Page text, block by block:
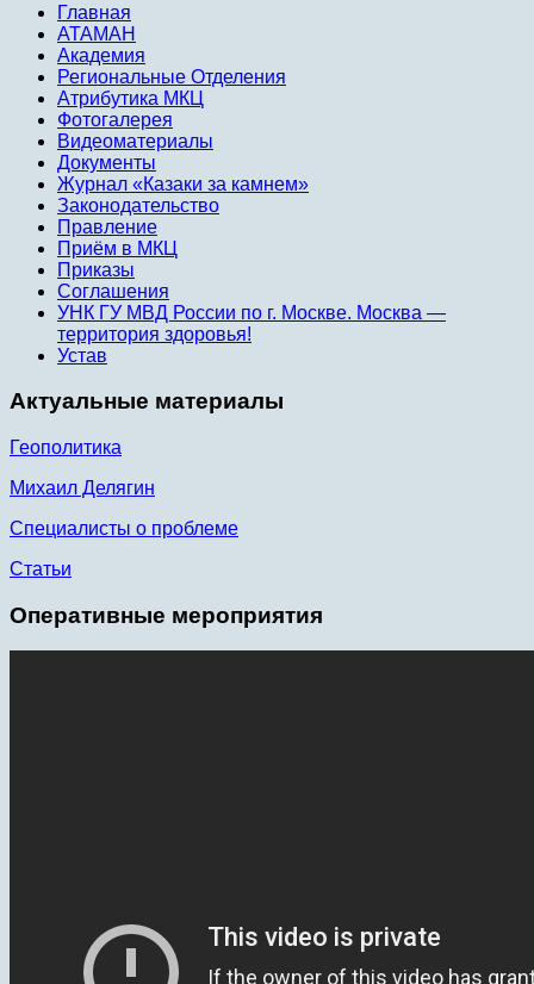
Главная
АТАМАН
Академия
Региональные Отделения
Атрибутика МКЦ
Фотогалерея
Видеоматериалы
Документы
Журнал «Казаки за камнем»
Законодательство
Правление
Приём в МКЦ
Приказы
Соглашения
УНК ГУ МВД России по г. Москве. Москва —
территория здоровья!
Устав
Актуальные материалы
Геополитика
Михаил Делягин
Специалисты о проблеме
Статьи
Оперативные мероприятия